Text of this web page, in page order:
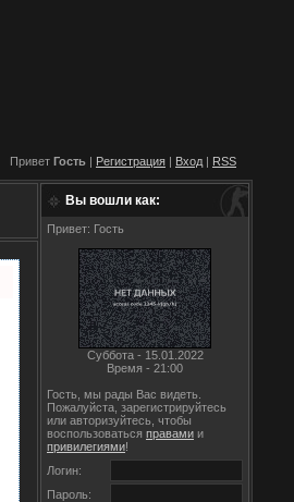
Привет Гость | Регистрация | Вход | RSS
Вы вошли как:
Привет: Гость
Суббота - 15.01.2022
Время - 21:00
Гость, мы рады Вас видеть.
Пожалуйста, зарегистрируйтесь
или авторизуйтесь, чтобы
воспользоваться правами и
привилегиями!
Логин:
Пароль: